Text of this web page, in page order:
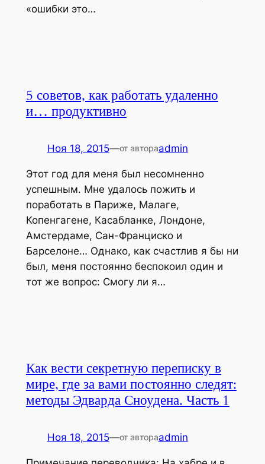
«ошибки это…
5 советов, как работать удаленно
и… продуктивно
Ноя 18, 2015—от автораadmin
Этот год для меня был несомненно
успешным. Мне удалось пожить и
поработать в Париже, Малаге,
Копенгагене, Касабланке, Лондоне,
Амстердаме, Сан-Франциско и
Барселоне… Однако, как счастлив я бы ни
был, меня постоянно беспокоил один и
тот же вопрос: Смогу ли я…
Как вести секретную переписку в
мире, где за вами постоянно следят:
методы Эдварда Сноудена. Часть 1
Ноя 18, 2015—от автораadmin